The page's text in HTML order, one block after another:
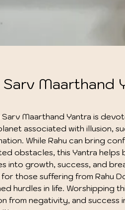
Sarv Maarthand
Sarv Maarthand Yantra is
associated with illusion,
While Rahu can bring
obstacles, this Yantra helps
into growth, success, and
those suffering from Rahu
hurdles in life. Worshipping
from negativity, and success